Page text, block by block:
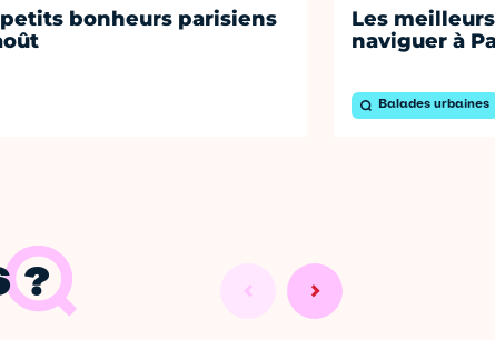
petits bonheurs parisiens
Les
naviguer à
Balades urbaines
?